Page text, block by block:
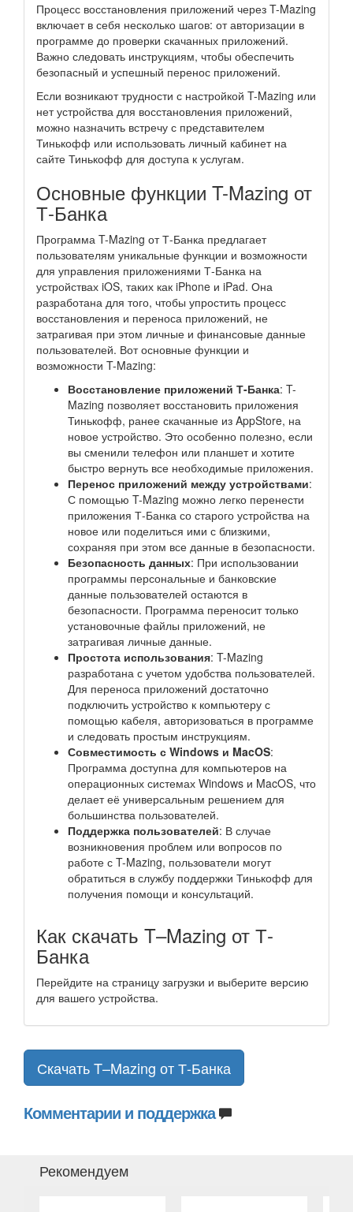
Процесс восстановления приложений через T-Mazing
включает в себя несколько шагов: от авторизации в
программе до проверки скачанных приложений.
Важно следовать инструкциям, чтобы обеспечить
безопасный и успешный перенос приложений.
Если возникают трудности с настройкой T-Mazing или
нет устройства для восстановления приложений,
можно назначить встречу с представителем
Тинькофф или использовать личный кабинет на
сайте Тинькофф для доступа к услугам.
Основные функции T-Mazing от
Т-Банка
Программа T-Mazing от Т-Банка предлагает
пользователям уникальные функции и возможности
для управления приложениями Т-Банка на
устройствах iOS, таких как iPhone и iPad. Она
разработана для того, чтобы упростить процесс
восстановления и переноса приложений, не
затрагивая при этом личные и финансовые данные
пользователей. Вот основные функции и
возможности T-Mazing:
Восстановление приложений Т-Банка: T-
Mazing позволяет восстановить приложения
Тинькофф, ранее скачанные из AppStore, на
новое устройство. Это особенно полезно, если
вы сменили телефон или планшет и хотите
быстро вернуть все необходимые приложения.
Перенос приложений между устройствами:
С помощью T-Mazing можно легко перенести
приложения Т-Банка со старого устройства на
новое или поделиться ими с близкими,
сохраняя при этом все данные в безопасности.
Безопасность данных: При использовании
программы персональные и банковские
данные пользователей остаются в
безопасности. Программа переносит только
установочные файлы приложений, не
затрагивая личные данные.
Простота использования: T-Mazing
разработана с учетом удобства пользователей.
Для переноса приложений достаточно
подключить устройство к компьютеру с
помощью кабеля, авторизоваться в программе
и следовать простым инструкциям.
Совместимость с Windows и MacOS:
Программа доступна для компьютеров на
операционных системах Windows и MacOS, что
делает её универсальным решением для
большинства пользователей.
Поддержка пользователей: В случае
возникновения проблем или вопросов по
работе с T-Mazing, пользователи могут
обратиться в службу поддержки Тинькофф для
получения помощи и консультаций.
Как скачать T–Mazing от Т-
Банка
Перейдите на страницу загрузки и выберите версию
для вашего устройства.
Скачать T–Mazing от Т-Банка
Комментарии и поддержка
Рекомендуем